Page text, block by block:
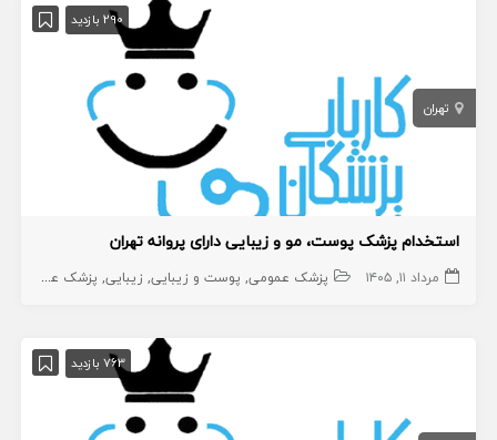
290 بازدید
تهران
استخدام پزشک پوست، مو و زیبایی دارای پروانه تهران
مرداد ۱۱, ۱۴۰۵ پزشک عمومی پوست و زیبایی زیبایی پزشک عمومی پوست
763 بازدید